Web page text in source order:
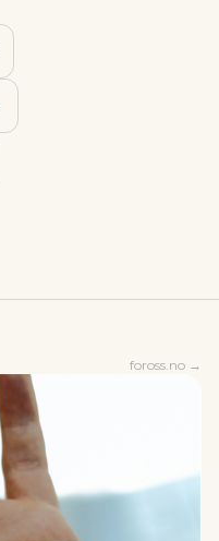
foross.no →